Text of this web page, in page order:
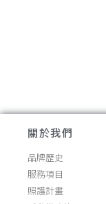
關於我們
品牌歷史
服務項目
照護計畫